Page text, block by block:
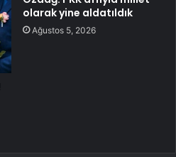
olarak yine aldatıldık
Ağustos 5, 2026